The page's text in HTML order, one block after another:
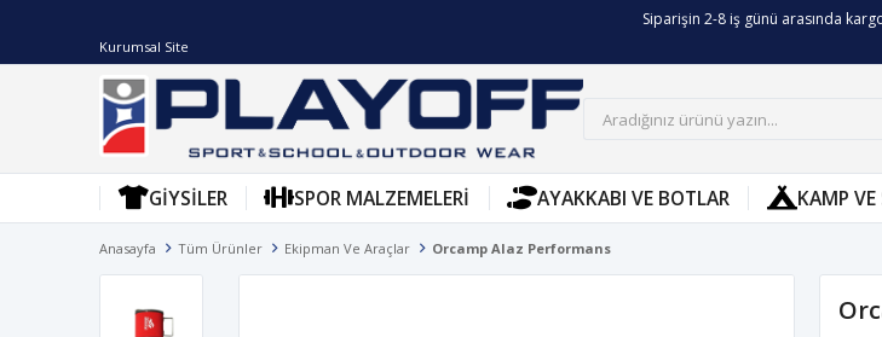
Siparişin 2-8 iş günü arasında
Kurumsal Site
GIYSILER SPOR MALZEMELERI AYAKKABI VE BOTLAR KAMP VE
Anasayfa Tüm Ürünler Ekipman Ve Araçlar Orcamp Alaz Performans